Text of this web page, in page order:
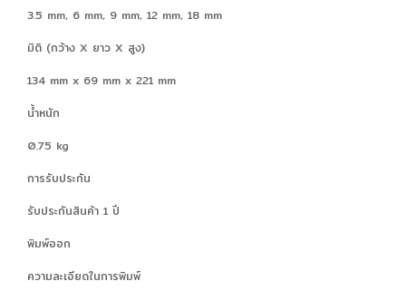
3.5 mm, 6 mm, 9 mm, 12 mm, 18 mm
มิติ (กว้าง X ยาว X สูง)
134 mm x 69 mm x 221 mm
น้ำหนัก
0.75 kg
การรับประกัน
รับประกันสินค้า 1 ปี
พิมพ์ออก
ความละเอียดในการพิมพ์